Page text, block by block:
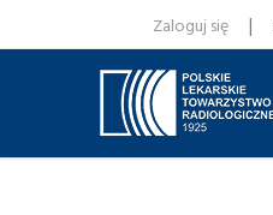
Zaloguj się |